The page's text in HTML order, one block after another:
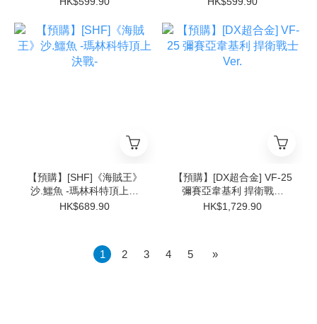
【預購】[SHF]《海賊王》
沙.鱷魚 -瑪林科特頂上決
戰-
HK$689.90
【預購】[DX超合金] VF-25
彌賽亞韋基利 捍衛戰士
Ver.
HK$1,729.90
1 2 3 4 5 »